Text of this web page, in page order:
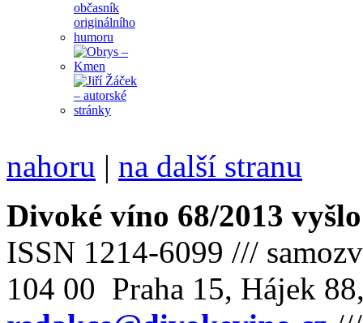
nahoru | na další stranu
Divoké víno 68/2013
ISSN 1214-6099 ///
104 00 Praha 15, Hájek